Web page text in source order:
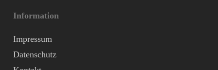
Information
Impressum
Datenschutz